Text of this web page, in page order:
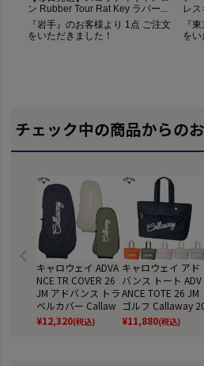
チェック中の商品からの
キャロウェイ ADVA
NCE TR COVER 26
JM アドバンス トラ
ベルカバー Callaw
ay 2026年モデル 日
本正規品
¥12,320(税込)
キャロウェイ アド
バンス トート ADV
ANCE TOTE 26 JM
ゴルフ Callaway
26年モデル 日本正
規品
¥11,880(税込)